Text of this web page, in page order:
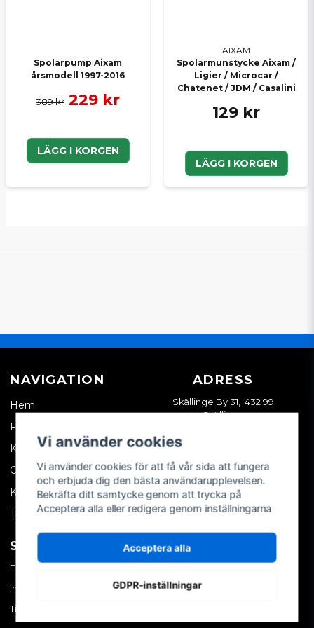
Spolarpump Aixam
årsmodell 1997-2016
389 kr 229 kr
LÄGG I KORGEN
AIXAM
Spolarmunstycke Aixam /
Ligier / Microcar /
Chatenet / JDM / Casalini
129 kr
LÄGG I KORGEN
NAVIGATION
Hem
Företagskund
Kontakta oss
Om oss
Köpvillkor
Tips & trix
ADRESS
Skällinge By 31, 432 99
Skällinge
SOCIALA MEDIER
Facebook
Instagram
TikTok
MITT KONTO
Skapa konto
Vi använder cookies
Vi använder cookies för att få vår sida att fungera
och erbjuda dig den bästa användarupplevelsen.
Bekräfta ditt samtycke genom att trycka på
Acceptera alla eller redigera genom inställningarna
Acceptera alla
GDPR-inställningar